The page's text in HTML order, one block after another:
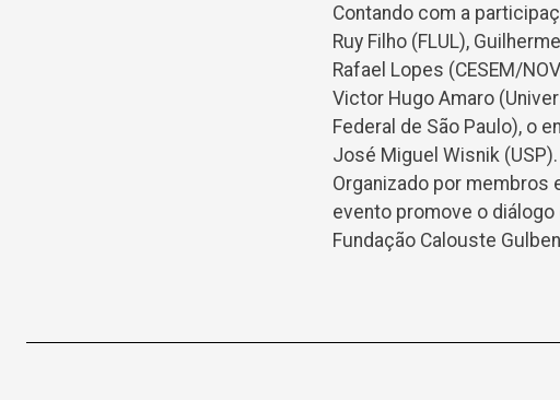
Contando com a
Ruy Filho (FLUL),
Rafael Lopes (CESEM/
Victor Hugo Amaro
Federal de São Paulo), o
José Miguel Wisnik (USP).
Organizado por membros
evento promove o diálogo
Fundação Calouste